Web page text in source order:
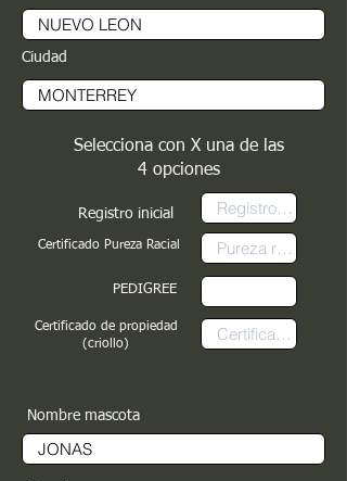
Ciudad
Registro inicial
Certificado Pureza Racial
PEDIGREE
Selecciona con X una de las
4 opciones
Certificado de propiedad
(criollo)
Nombre mascota